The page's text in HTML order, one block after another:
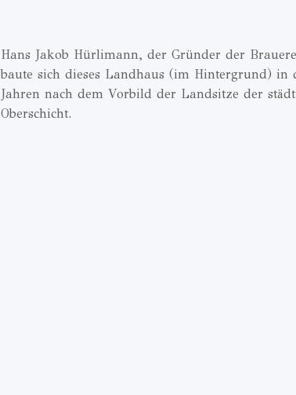
Hans Jakob Hürlimann, der Gründer der
baute sich dieses Landhaus (im Hintergrund) in
Jahren nach dem Vorbild der Landsitze der
Oberschicht.